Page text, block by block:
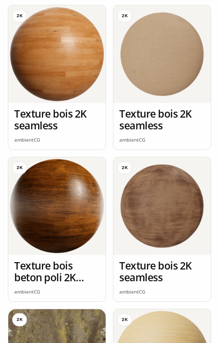
2K
Texture bois 2K
seamless
ambientCG
2K
Texture bois 2K
seamless
ambientCG
2K
Texture bois
beton poli 2K
seamless
ambientCG
2K
Texture bois 2K
seamless
ambientCG
2K 2K